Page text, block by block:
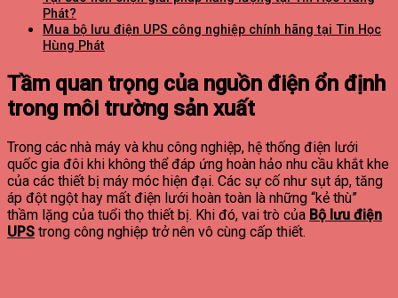
Phát?
Mua bộ lưu điện UPS công nghiệp chính hãng tại Tin Học
Hùng Phát
Tầm quan trọng của nguồn điện ổn định
trong môi trường sản xuất
Trong các nhà máy và khu công nghiệp, hệ thống điện lưới
quốc gia đôi khi không thể đáp ứng hoàn hảo nhu cầu khắt khe
của các thiết bị máy móc hiện đại. Các sự cố như sụt áp, tăng
áp đột ngột hay mất điện lưới hoàn toàn là những “kẻ thù”
thầm lặng của tuổi thọ thiết bị. Khi đó, vai trò của Bộ lưu điện
UPS trong công nghiệp trở nên vô cùng cấp thiết.